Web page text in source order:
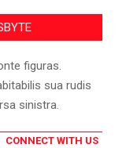
figuras.
sua rudis
sinistra.
CONNECT WITH US